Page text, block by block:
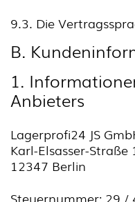
9.3. Die
B.
1.
Anbieters
Lagerprofi24 JS
Karl-Elsasser-Straße
12347 Berlin
Steuernummer: 29 /